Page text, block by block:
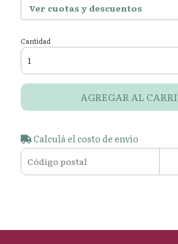
Ver cuotas y descuentos
Cantidad
AGREGAR AL
Calculá el costo de envío